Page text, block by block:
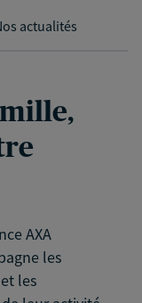
actualités
AXA
les
les